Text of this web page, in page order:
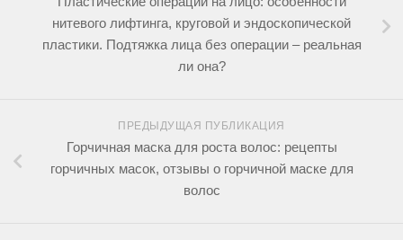
нитевого лифтинга, круговой и эндоскопической
пластики. Подтяжка лица без операции – реальная
ли она?
ПРЕДЫДУЩАЯ ПУБЛИКАЦИЯ
Горчичная маска для роста волос: рецепты
горчичных масок, отзывы о горчичной маске для
волос